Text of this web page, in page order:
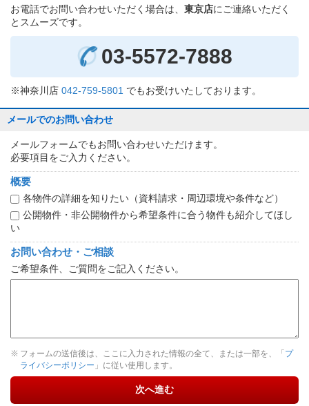
お電話でお問い合わせいただく場合は、 東京店にご連絡いただく
とスムーズです。
03-5572-7888
※神奈川店 042-759-5801 でもお受けいたしております。
メールでのお問い合わせ
メールフォームでもお問い合わせいただけます。
必要項目をご入力ください。
概要
各物件の詳細を知りたい（資料請求・周辺環境や条件など）
公開物件・非公開物件から希望条件に合う物件も紹介してほし
い
お問い合わせ・ご相談
ご希望条件、ご質問をご記入ください。
フォームの送信後は、ここに入力された情報の全て、または一部を、「 プ
ライバシーポリシー 」に従い使用します。
次へ進む